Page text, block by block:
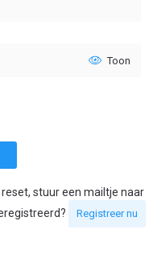
Toon
stuur een mailtje naar
Registreer nu